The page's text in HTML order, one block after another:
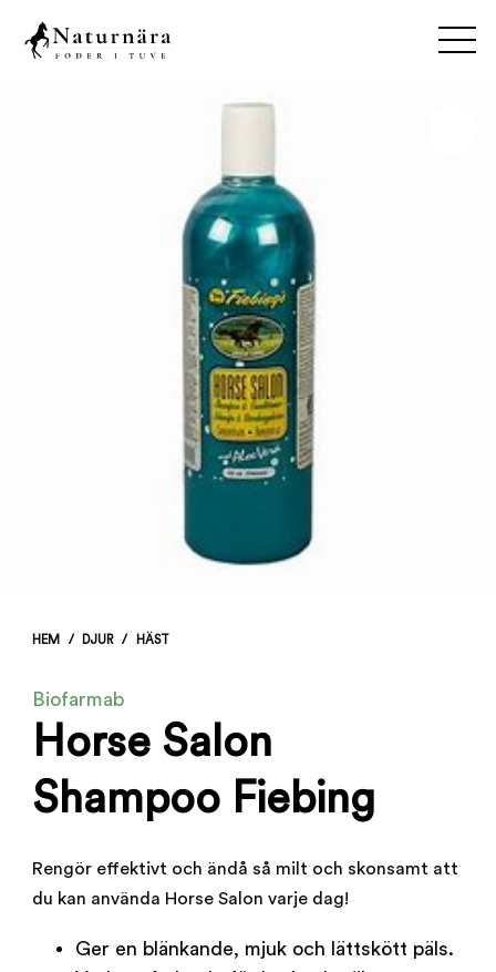
HEM / DJUR / HÄST
Biofarmab
Horse Salon
Shampoo Fiebing
Rengör effektivt och ändå så milt och skonsamt att
du kan använda Horse Salon varje dag!
Ger en blänkande, mjuk och lättskött päls.